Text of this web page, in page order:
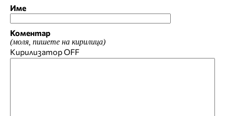
Име
Коментар
(моля, пишете на кирилица)
КирилизаторOFF